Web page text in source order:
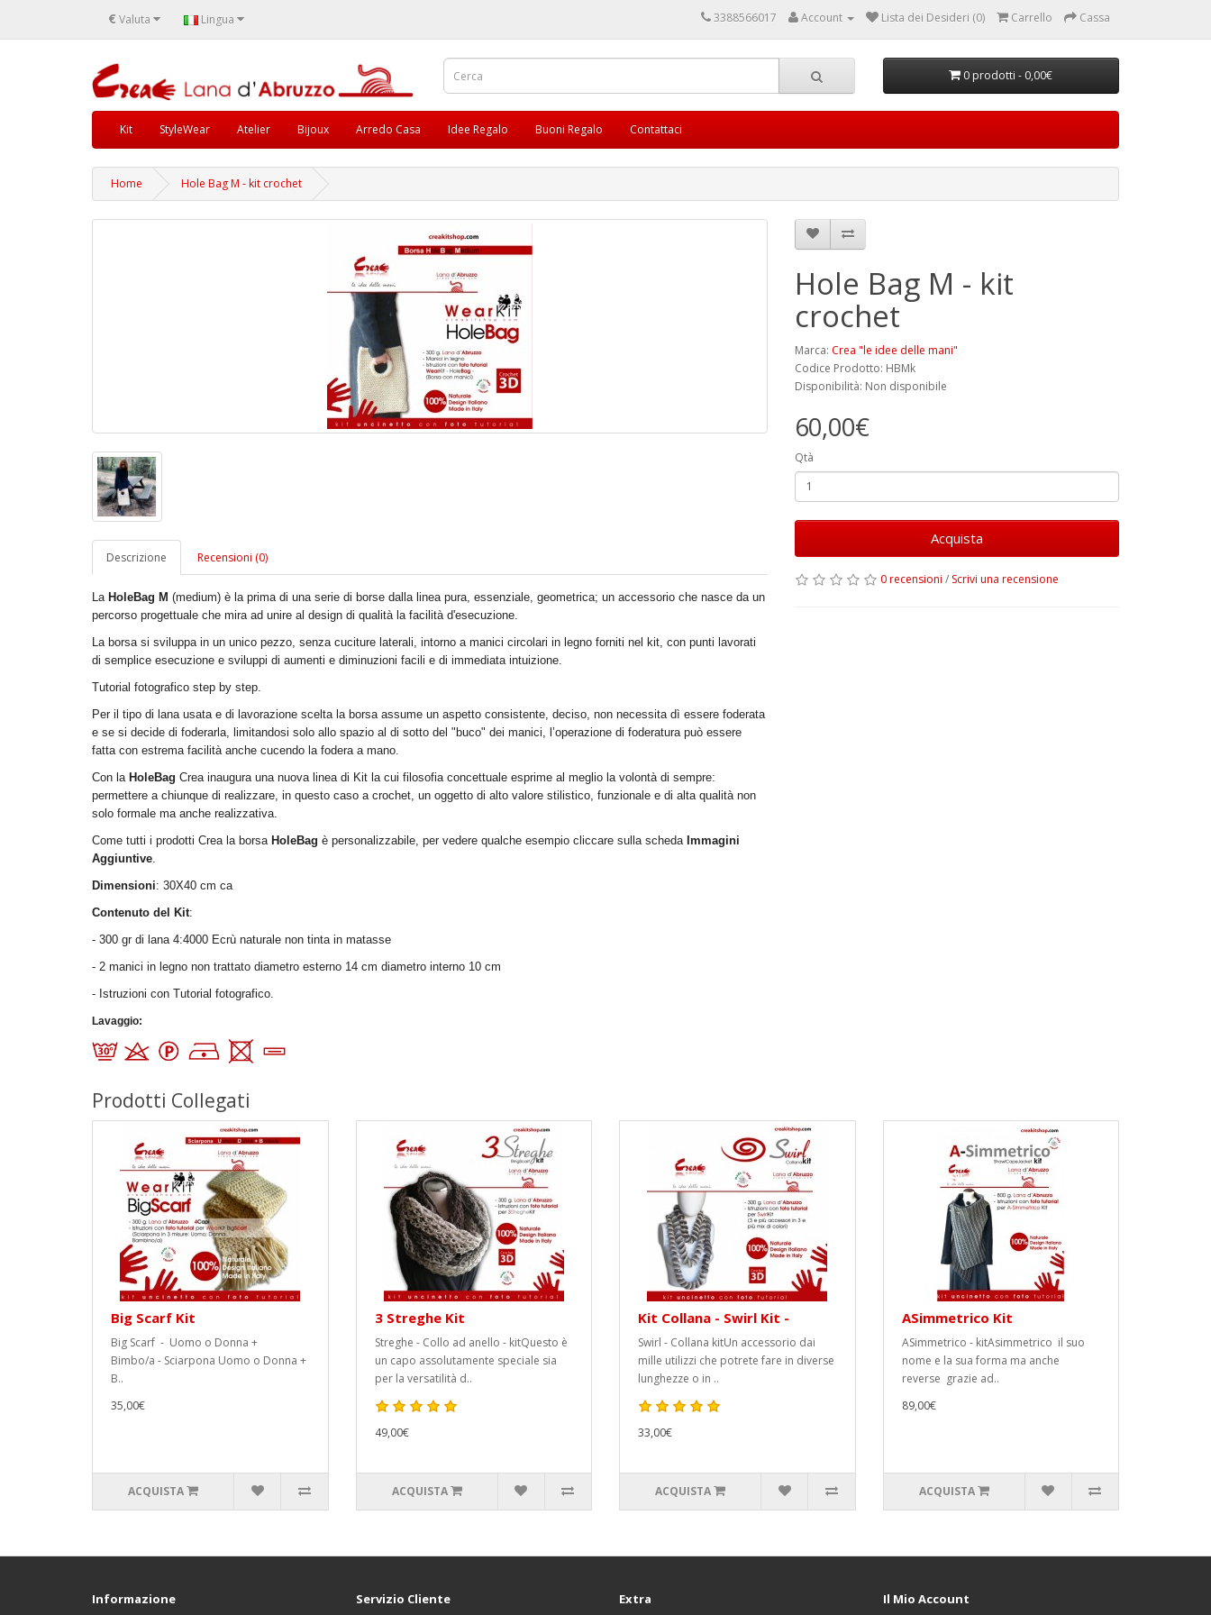
€ Valuta Lingua 3388566017 Account Lista dei Desideri (0) Carrello Cassa
0 prodotti - 0,00€
Kit StyleWear Atelier Bijoux Arredo Casa Idee Regalo Buoni Regalo Contattaci
Home Hole Bag M - kit crochet
Descrizione Recensioni (0)
La HoleBag M (medium) è la prima di una serie di borse dalla linea pura, essenziale, geometrica; un accessorio che nasce da un
percorso progettuale che mira ad unire al design di qualità la facilità d'esecuzione.
La borsa si sviluppa in un unico pezzo, senza cuciture laterali, intorno a manici circolari in legno forniti nel kit, con punti lavorati
di semplice esecuzione e sviluppi di aumenti e diminuzioni facili e di immediata intuizione.
Tutorial fotografico step by step.
Per il tipo di lana usata e di lavorazione scelta la borsa assume un aspetto consistente, deciso, non necessita dì essere foderata
e se si decide di foderarla, limitandosi solo allo spazio al di sotto del "buco" dei manici, l’operazione di foderatura può essere
fatta con estrema facilità anche cucendo la fodera a mano.
Con la HoleBag Crea inaugura una nuova linea di Kit la cui filosofia concettuale esprime al meglio la volontà di sempre:
permettere a chiunque di realizzare, in questo caso a crochet, un oggetto di alto valore stilistico, funzionale e di alta qualità non
solo formale ma anche realizzativa.
Come tutti i prodotti Crea la borsa HoleBag è personalizzabile, per vedere qualche esempio cliccare sulla scheda Immagini
Aggiuntive
Dimensioni: 30X40 cm ca
Contenuto del Kit:
- 300 gr di lana 4:4000 Ecrù naturale non tinta in matasse
- 2 manici in legno non trattato diametro esterno 14 cm diametro interno 10 cm
- Istruzioni con Tutorial fotografico.
Lavaggio:
Hole Bag M - kit
crochet
Marca: Crea "le idee delle mani"
Codice Prodotto: HBMk
Disponibilità: Non disponibile
60,00€
Qtà
Acquista
0 recensioni / Scrivi una recensione
Prodotti Collegati
Big Scarf Kit
Big Scarf - Uomo o Donna +
Bimbo/a - Sciarpona Uomo o Donna +
B..
35,00€
ACQUISTA
3 Streghe Kit
Streghe - Collo ad anello - kitQuesto è
un capo assolutamente speciale sia
per la versatilità d..
49,00€
ACQUISTA
Kit Collana - Swirl Kit -
Swirl - Collana kitUn accessorio dai
mille utilizzi che potrete fare in diverse
lunghezze o in ..
33,00€
ACQUISTA
ASimmetrico Kit
ASimmetrico - kitAsimmetrico il suo
nome e la sua forma ma anche
reverse grazie ad..
89,00€
ACQUISTA
Informazione Servizio Cliente Extra Il Mio Account